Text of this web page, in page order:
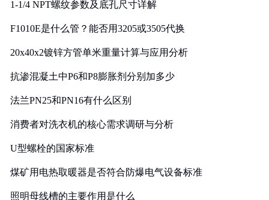
1-1/4 NPT螺纹参数及底孔尺寸详解
F1010E是什么管？能否用3205或3505代换
20x40x2镀锌方管单米重量计算与应用分析
抗渗混凝土中P6和P8膨胀剂分别加多少
法兰PN25和PN16有什么区别
消费者对洗衣机的核心需求调研与分析
U型螺栓的国家标准
煤矿用电热取暖器是否符合防爆电气设备标准
照明母线槽的主要作用是什么